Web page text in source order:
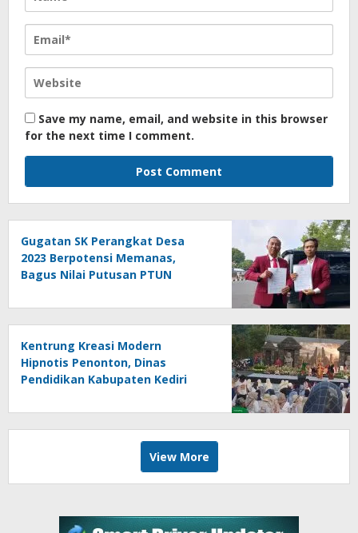
Save my name, email, and website in this browser
for the next time I comment.
Gugatan SK Perangkat Desa
2023 Berpotensi Memanas,
Bagus Nilai Putusan PTUN
Kentrung Kreasi Modern
Hipnotis Penonton, Dinas
Pendidikan Kabupaten Kediri
View More